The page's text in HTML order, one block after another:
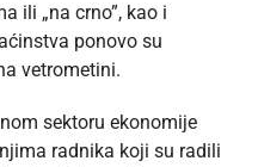
ili „na crno”, kao i
ponovo su
vetrometini.
sektoru ekonomije
radnika koji su radili